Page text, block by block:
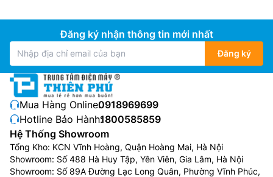
Chế độ tự khởi động lại khi mất điện đột ngột:
điều hòa cây Đaikin giá rẻ1 chiều
FVC85AV1V/RC85AGV1V khi đang hoạt động bình
thường mà bị mất điện đột ngột thì sau khi có điện,
điều hòa sẽ tự động khởi động lại theo chế độ được
Đăng ký nhận thông tin mới nhất
Đăng ký
Mua Hàng Online:0918969699
Hotline Bảo Hành:1800585859
Hệ Thống Showroom
Tổng Kho: KCN Vĩnh Hoàng, Quận Hoàng Mai, Hà Nội
Showroom: Số 488 Hà Huy Tập, Yên Viên, Gia Lâm, Hà Nội
Showroom: Số 89A Đường Lạc Long Quân, Phường Vĩnh Phúc,